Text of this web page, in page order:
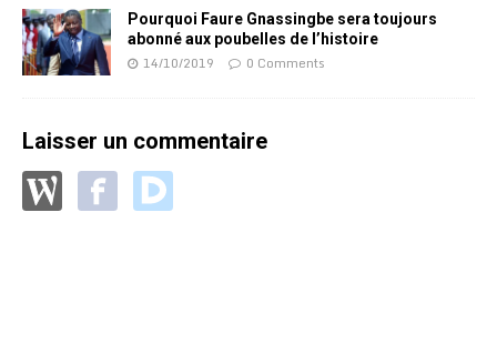
Pourquoi Faure Gnassingbe sera toujours
abonné aux poubelles de l’histoire
14/10/2019 0 Comments
Laisser un commentaire